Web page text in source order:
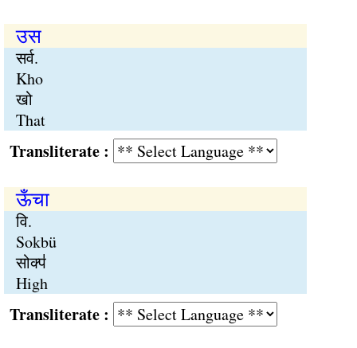
उस
सर्व.
Kho
खो
That
:
ऊँचा
वि.
Sokbü
सोक्प॑
High
: